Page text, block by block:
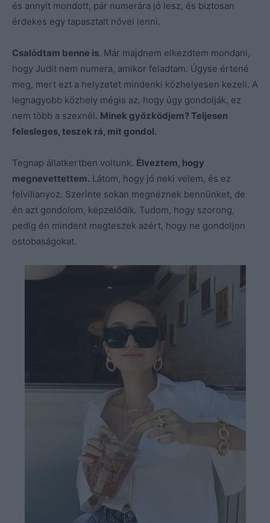
és annyit mondott, pár numerára jó lesz, és biztosan
érdekes egy tapasztalt nővel lenni.
Csalódtam benne is. Már majdnem elkezdtem mondani,
hogy Judit nem numera, amikor feladtam. Úgyse értené
meg, mert ezt a helyzetet mindenki közhelyesen kezeli. A
legnagyobb közhely mégis az, hogy úgy gondolják, ez
nem több a szexnél. Minek győzködjem? Teljesen
felesleges, teszek rá, mit gondol.
Tegnap állatkertben voltunk. Élveztem, hogy
megnevettettem. Látom, hogy jó neki velem, és ez
felvillanyoz. Szerinte sokan megnéznek bennünket, de
én azt gondolom, képzelődik. Tudom, hogy szorong,
pedig én mindent megteszek azért, hogy ne gondoljon
ostobaságokat.